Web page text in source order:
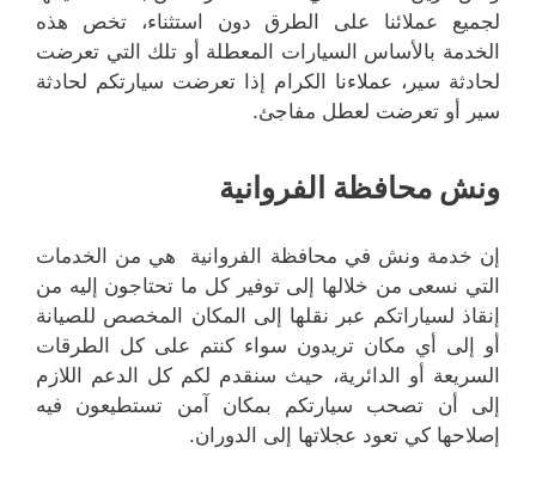
لجميع عملائنا على الطرق دون استثناء، تخص هذه
الخدمة بالأساس السيارات المعطلة أو تلك التي تعرضت
لحادثة سير، عملاءنا الكرام إذا تعرضت سيارتكم لحادثة
سير أو تعرضت لعطل مفاجئ.
ونش محافظة الفروانية
إن خدمة ونش في محافظة الفروانية هي من الخدمات
التي نسعى من خلالها إلى توفير كل ما تحتاجون إليه من
إنقاذ لسياراتكم عبر نقلها إلى المكان المخصص للصيانة
أو إلى أي مكان تريدون سواء كنتم على كل الطرقات
السريعة أو الدائرية، حيث سنقدم لكم كل الدعم اللازم
إلى أن تصحب سيارتكم بمكان آمن تستطيعون فيه
إصلاحها كي تعود عجلاتها إلى الدوران.